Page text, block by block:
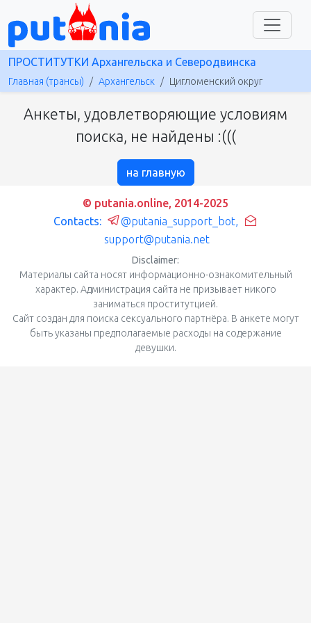
ПРОСТИТУТКИ Архангельска и Северодвинска
Главная (трансы) Архангельск Цигломенский округ
Анкеты, удовлетворяющие условиям
поиска, не найдены :(((
на главную
© putania.online, 2014-2025
Contacts:
@putania_support_bot,
support@putania.net
Disclaimer:
Материалы сайта носят информационно-ознакомительный
характер. Администрация сайта не призывает никого
заниматься проститутцией.
Сайт создан для поиска сексуального партнёра. В анкете могут
быть указаны предполагаемые расходы на содержание
девушки.